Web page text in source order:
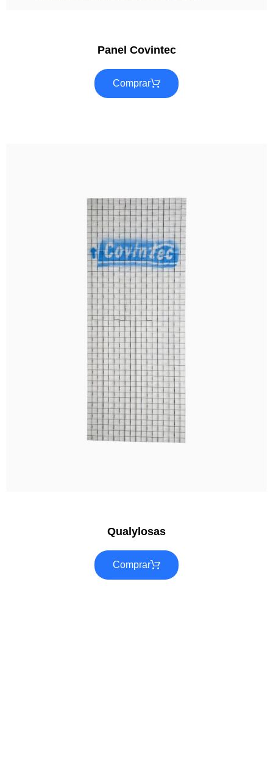
Panel Covintec
Comprar
Qualylosas
Comprar